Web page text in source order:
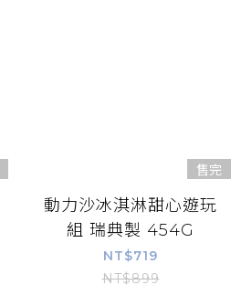
售完
動力沙冰淇淋甜心遊玩
組 瑞典製 454G
NT$719
NT$899